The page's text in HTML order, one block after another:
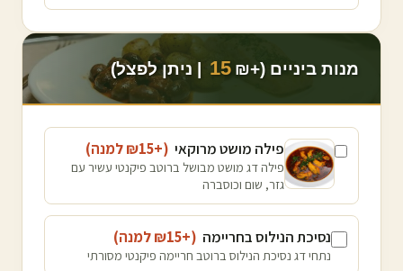
מנות ביניים (+₪ 15 | ניתן לפצל)
פילה מושט מרוקאי (+₪
15 למנה)
פילה דג מושט מבושל ברוטב פיקנטי עשיר עם
גזר, שום וכוסברה
נסיכת הנילוס בחריימה (+₪
15 למנה)
נתחי דג נסיכת הנילוס ברוטב חריימה פיקנטי מסורתי